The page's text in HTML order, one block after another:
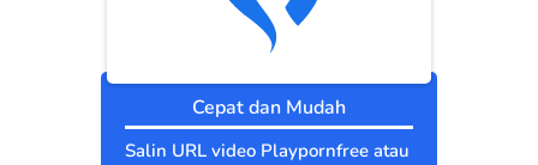
Cepat dan Mudah
Salin URL video Playpornfree atau